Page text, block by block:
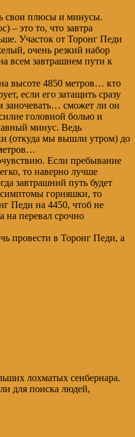
свои плюсы и минусы.
– это то, что завтра
Участок от Торонг Педи
очень резкий набор
всем завтрашнем пути к
высоте 4850 метров… кто
если его затащить сразу
заночевать… сможет ли он
головной болью и
минус. Ведь
(откуда мы вышли утром) до
Если пребывание
то наверно лучше
завтрашний путь будет
горняшки, то
Педи на 4450, чтоб не
на перевал срочно
провести в Торонг Педи, а
лохматых сенбернара.
для поиска людей,